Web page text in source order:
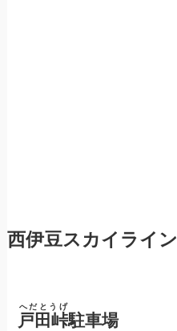
西伊豆スカイライン
戸田峠
へだとうげ
駐車場